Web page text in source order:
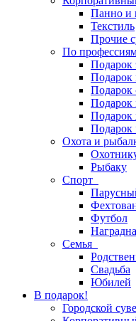
Панно и
Текстиль
Прочие
По
Подарок
Подарок
Подарок
Подарок
Подарок
Подарок
Охота и
Рыбаку
Спорт
Футбол
Семья
Свадьба
Юбилей
В подарок!
Городской